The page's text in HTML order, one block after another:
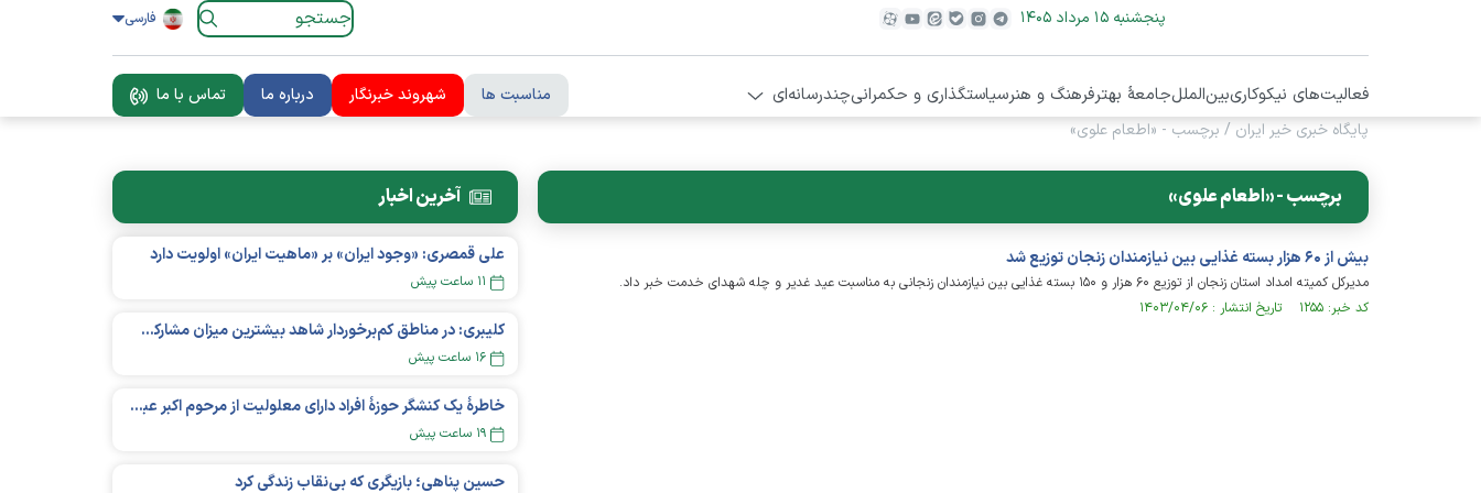
پنجشنبه ۱۵ مرداد ۱۴۰۵ فارسی
فعالیت‌های نیکوکاریبین‌المللجامعۀ بهترفرهنگ و هنرسیاستگذاری و حکمرانیچندرسانه‌ای مناسبت ها شهروند خبرنگار درباره ما
تماس با ما
پایگاه خبری خیر ایران / برچسب - «اطعام علوی»
برچسب - «اطعام علوی»
بیش از ۶۰ هزار بسته غذایی بین نیازمندان زنجان توزیع شد
مدیرکل کمیته امداد استان زنجان از توزیع ۶۰ هزار و ۱۵۰ بسته غذایی بین نیازمندان زنجانی به مناسبت عید غدیر و چله شهدای خدمت خبر داد.
کد خبر: ۱۲۵۵ تاریخ انتشار : ۱۴۰۳/۰۴/۰۶
آخرین اخبار
علی قمصری: «وجود ایران» بر «ماهیت ایران» اولویت دارد
۱۱ ساعت پیش
کلیبری: در مناطق کم‌برخوردار شاهد بیشترین میزان مشارکت نهادمند جوانان هستیم
۱۶ ساعت پیش
خاطرۀ یک کنشگر حوزۀ افراد دارای معلولیت از مرحوم اکبر عبدی
۱۹ ساعت پیش
حسین پناهی؛ بازیگری که بی‌نقاب زندگی کرد